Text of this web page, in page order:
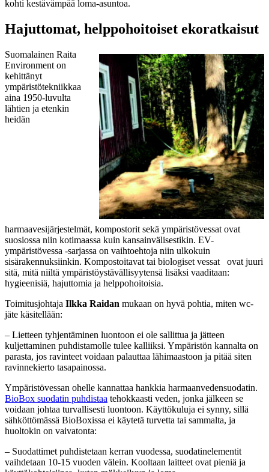
kohti kestävämpää loma-asuntoa.
Hajuttomat, helppohoitoiset ekoratkaisut
Suomalainen Raita
Environment on
kehittänyt
ympäristötekniikkaa
aina 1950-luvulta
lähtien ja etenkin
heidän
harmaavesijärjestelmät, kompostorit sekä ympäristövessat ovat
suosiossa niin kotimaassa kuin kansainvälisestikin. EV-
ympäristövessa -sarjassa on vaihtoehtoja niin ulkokuin
sisärakennuksiinkin. Kompostoitavat tai biologiset vessat ovat juuri
sitä, mitä niiltä ympäristöystävällisyytensä lisäksi vaaditaan:
hygieenisiä, hajuttomia ja helppohoitoisia.
Toimitusjohtaja Ilkka Raidan mukaan on hyvä pohtia, miten wc-
jäte käsitellään:
– Lietteen tyhjentäminen luontoon ei ole sallittua ja jätteen
kuljettaminen puhdistamolle tulee kalliiksi. Ympäristön kannalta on
parasta, jos ravinteet voidaan palauttaa lähimaastoon ja pitää siten
ravinnekierto tasapainossa.
Ympäristövessan ohelle kannattaa hankkia harmaanvedensuodatin.
BioBox suodatin puhdistaa tehokkaasti veden, jonka jälkeen se
voidaan johtaa turvallisesti luontoon. Käyttökuluja ei synny, sillä
sähköttömässä BioBoxissa ei käytetä turvetta tai sammalta, ja
huoltokin on vaivatonta:
– Suodattimet puhdistetaan kerran vuodessa, suodatinelementit
vaihdetaan 10-15 vuoden välein. Kooltaan laitteet ovat pieniä ja